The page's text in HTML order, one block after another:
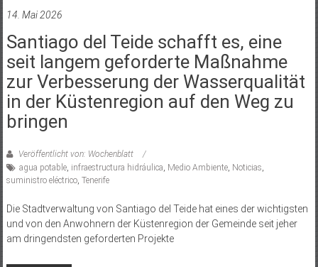
14. Mai 2026
Santiago del Teide schafft es, eine
seit langem geforderte Maßnahme
zur Verbesserung der Wasserqualität
in der Küstenregion auf den Weg zu
bringen
Veröffentlicht von: Wochenblatt
agua potable, infraestructura hidráulica, Medio Ambiente, Noticias,
suministro eléctrico, Tenerife
Die Stadtverwaltung von Santiago del Teide hat eines der wichtigsten
und von den Anwohnern der Küstenregion der Gemeinde seit jeher
am dringendsten geforderten Projekte